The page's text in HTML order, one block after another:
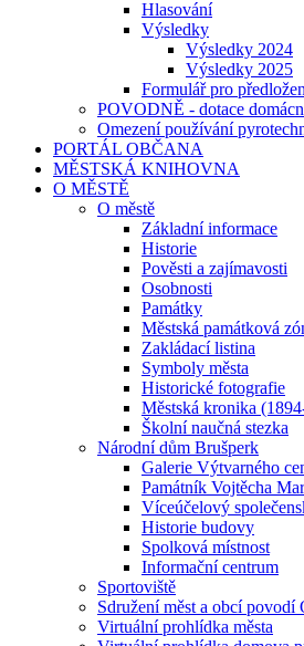
Hlasování
Výsledky
Výsledky 2024
Výsledky 2025
Formulář pro
POVODNĚ - dotace
Omezení používání
PORTÁL OBČANA
MĚSTSKÁ KNIHOVNA
O MĚSTĚ
O městě
Základní informace
Historie
Pověsti a zajímavosti
Osobnosti
Památky
Městská památková
Zakládací listina
Symboly města
Historické fotografie
Městská kronika
Školní naučná stezka
Národní dům Brušperk
Galerie Výtvarného
Památník Vojtěcha
Víceúčelový
Historie budovy
Spolková místnost
Informační centrum
Sportoviště
Sdružení měst a obcí
Virtuální prohlídka města